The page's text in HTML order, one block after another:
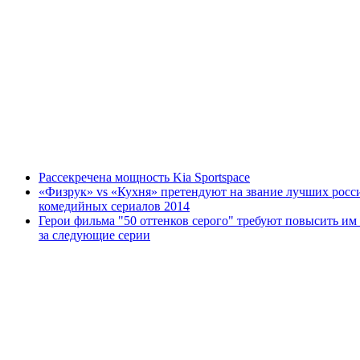
Рассекречена мощность Kia Sportspace
«Физрук» vs «Кухня» претендуют на звание лучших
комедийных сериалов 2014
Герои фильма "50 оттенков серого" требуют повысить им
за следующие серии